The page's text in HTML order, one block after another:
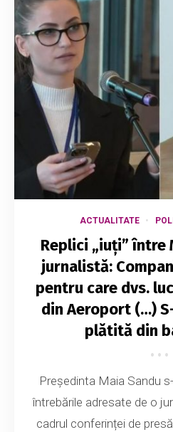
ACTUALITATE
Replici „iuți” între
jurnalistă:
pentru care dvs.
din Aeroport (…)
plătită din
Președinta Maia Sandu
întrebările adresate de o
cadrul conferinței de